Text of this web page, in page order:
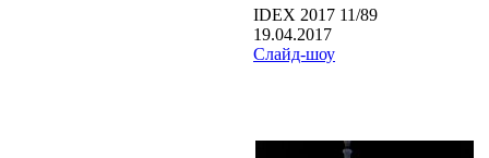
IDEX 2017 11/89
19.04.2017
Слайд-шоу